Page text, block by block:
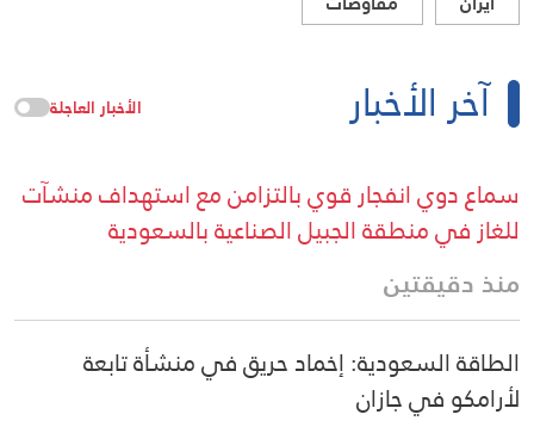
آخر الأخبار الأخبار العاجلة
سماع دوي انفجار قوي بالتزامن مع استهداف منشآت
للغاز في منطقة الجبيل الصناعية بالسعودية
منذ دقيقتين
الطاقة السعودية: إخماد حريق في منشأة تابعة
لأرامكو في جازان